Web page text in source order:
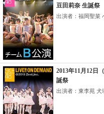
豆田莉奈 生誕祭
出演者：福岡聖菜
2013年11月12日
誕祭
出演者：東李苑 犬